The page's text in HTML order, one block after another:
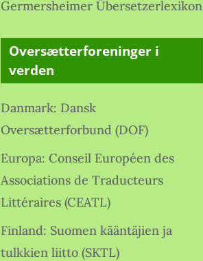
Germersheimer Übersetzerlexikon
Oversætterforeninger i
verden
Danmark: Dansk
Oversætterforbund (DOF)
Europa: Conseil Européen des
Associations de Traducteurs
Littéraires (CEATL)
Finland: Suomen kääntäjien ja
tulkkien liitto (SKTL)